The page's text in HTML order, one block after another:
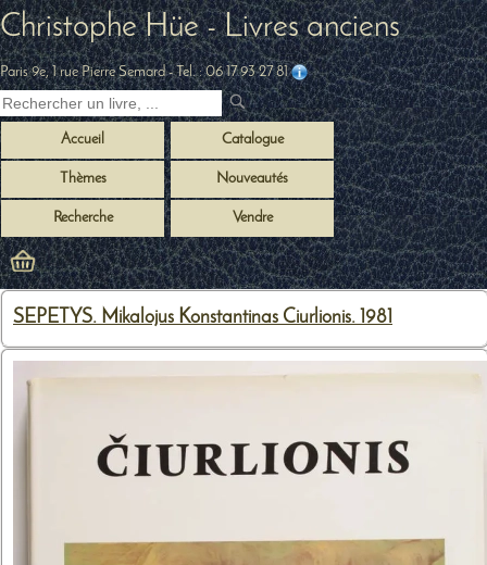
Christophe Hüe - Livres anciens
Paris 9e, 1 rue Pierre Semard- Tel. :06 17 93 27 81
Accueil Catalogue
Thèmes Nouveautés
Recherche Vendre
SEPETYS. Mikalojus Konstantinas Ciurlionis. 1981